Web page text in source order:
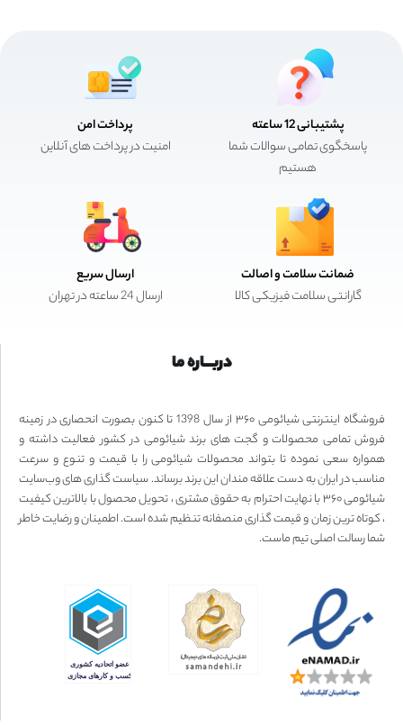
پشتیبانی 12 ساعته
پاسخگوی تمامی سوالات شما
هستیم
پرداخت امن
امنیت در پرداخت های آنلاین
ضمانت سلامت و اصالت
گارانتی سلامت فیزیکی کالا
ارسال سریع
ارسال 24 ساعته در تهران
دربـــاره ما
فروشگاه اینترنتی شیائومی ۳۶۰ از سال 1398 تا کنون بصورت انحصاری در زمینه
فروش تمامی محصولات و گجت های برند شیائومی در کشور فعالیت داشته و
همواره سعی نموده تا بتواند محصولات شیائومی را با قیمت و تنوع و سرعت
مناسب در ایران به دست علاقه مندان این برند برساند. سیاست گذاری های وب‌سایت
شیائومی ۳۶۰ با نهایت احترام به حقوق مشتری ، تحویل محصول با بالاترین کیفیت
، کوتاه ترین زمان و قیمت گذاری منصفانه تنظیم شده است. اطمینان و رضایت خاطر
شما رسالت اصلی تیم ماست.